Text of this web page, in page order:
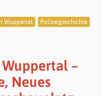
Wuppertal
Polizeigeschichte
–
Neues